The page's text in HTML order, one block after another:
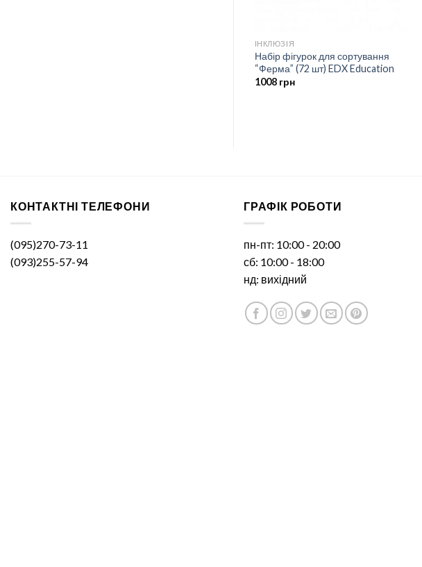
ІНКЛЮЗІЯ
Набір фігурок для сортування
“Ферма” (72 шт) EDX Education
1008 грн
КОНТАКТНІ ТЕЛЕФОНИ
(095)270-73-11
(093)255-57-94
ГРАФІК РОБОТИ
пн-пт: 10:00 - 20:00
сб: 10:00 - 18:00
нд: вихідний